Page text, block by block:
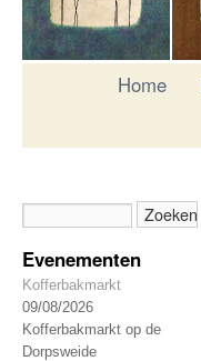
Home
Evenementen
Kofferbakmarkt
09/08/2026
Kofferbakmarkt op de
Dorpsweide